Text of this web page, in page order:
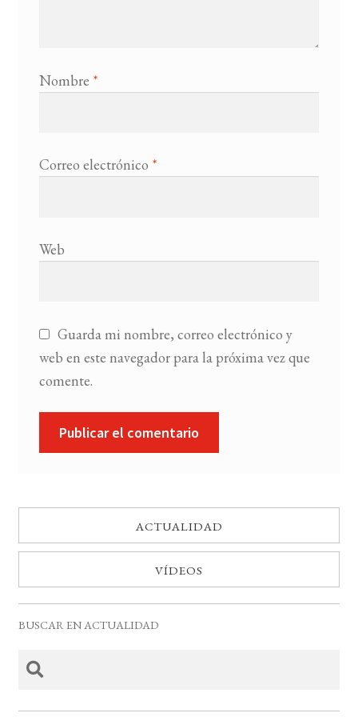
Nombre *
Correo electrónico *
Web
Guarda mi nombre, correo electrónico y
web en este navegador para la próxima vez que
comente.
ACTUALIDAD
VÍDEOS
BUSCAR EN ACTUALIDAD